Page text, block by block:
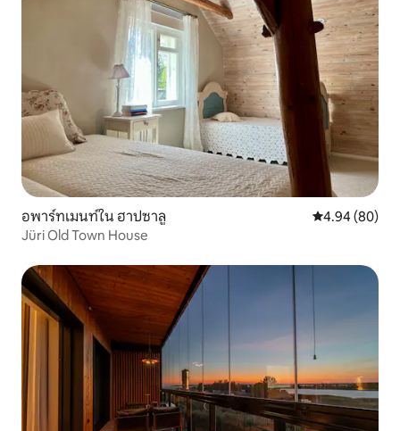
อพาร์ทเมนท์ใน ฮาปซาลู คะแนนเฉลี่ย
4.94 (80)
Jüri Old Town House